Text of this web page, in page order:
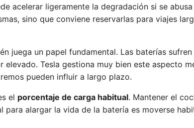
acelerar ligeramente la degradación si se
sino que conviene reservarlas para viajes
juega un papel fundamental. Las baterías
elevado. Tesla gestiona muy bien este aspecto
pueden influir a largo plazo.
el porcentaje de carga habitual. Mantener el
para alargar la vida de la batería es moverse